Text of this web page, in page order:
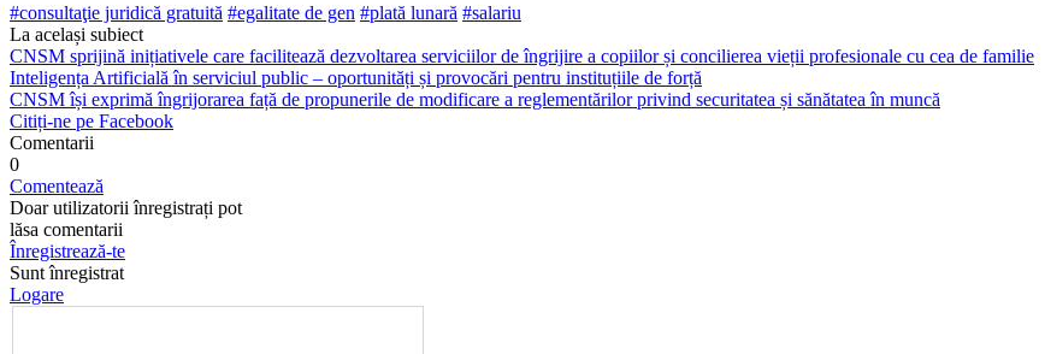
#consultaţie juridi­că gratuită #egalitate de gen #plată lunară #salariu
La același subiect
CNSM sprijină inițiativele care facilitează dezvoltarea serviciilor de îngrijire a copiilor și concilierea vieții profesionale cu cea de familie
Inteligența Artificială în serviciul public – oportunități și provocări pentru instituțiile de forță
CNSM își exprimă îngrijorarea față de propunerile de modificare a reglementărilor privind securitatea și sănătatea în muncă
Citiți-ne pe Facebook
Comentarii
0
Comentează
Doar utilizatorii înregistrați pot
lăsa comentarii
Înregistrează-te
Sunt înregistrat
Logare